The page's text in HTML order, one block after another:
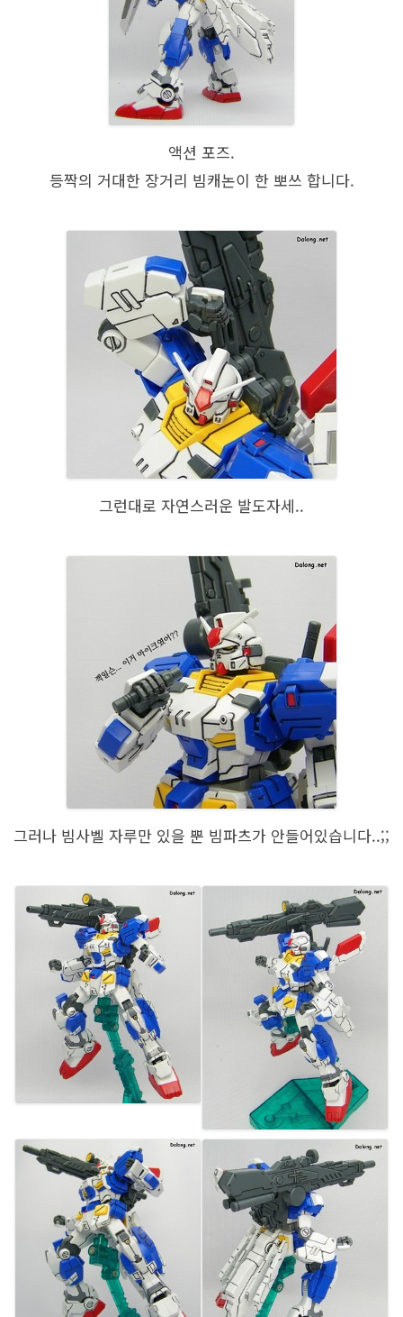
액션 포즈.
등짝의 거대한 장거리 빔캐논이 한 뽀쓰 합니다.
그런대로 자연스러운 발도자세..
그러나 빔사벨 자루만 있을 뿐 빔파츠가 안들어있습니다..;;